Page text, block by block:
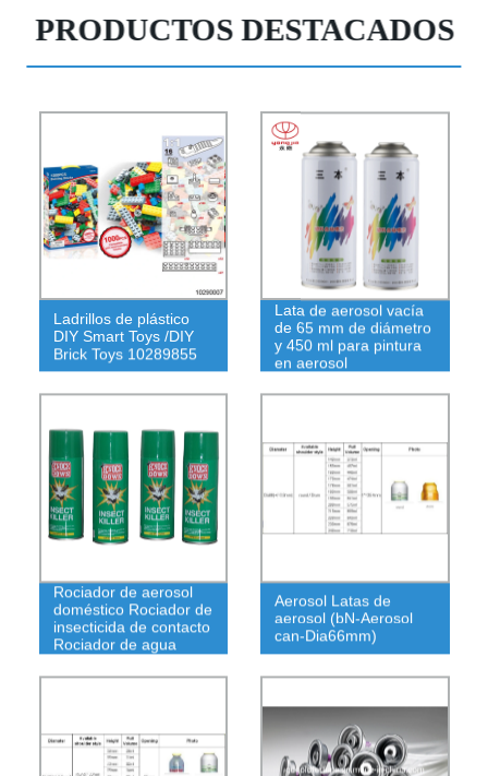
PRODUCTOS DESTACADOS
Ladrillos de plástico
DIY Smart Toys /DIY
Brick Toys 10289855
Lata de aerosol vacía
de 65 mm de diámetro
y 450 ml para pintura
en aerosol
Rociador de aerosol
doméstico Rociador de
insecticida de contacto
Rociador de agua
Aerosol Latas de
aerosol (bN-Aerosol
can-Dia66mm)